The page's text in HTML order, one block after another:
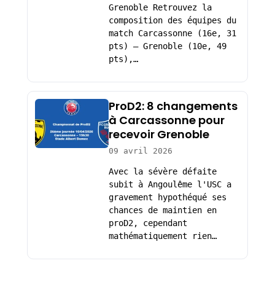
Grenoble Retrouvez la
composition des équipes du
match Carcassonne (16e, 31
pts) – Grenoble (10e, 49
pts),…
ProD2: 8 changements
à Carcassonne pour
recevoir Grenoble
09 avril 2026
Avec la sévère défaite
subit à Angoulême l'USC a
gravement hypothéqué ses
chances de maintien en
proD2, cependant
mathématiquement rien…